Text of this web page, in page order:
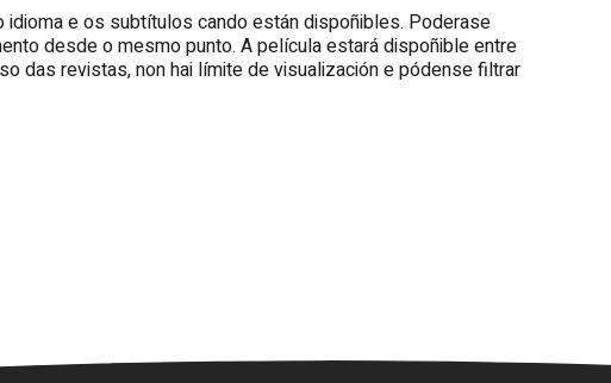
e os subtítulos cando están dispoñibles. Poderase
desde o mesmo punto. A película estará dispoñible entre
das revistas, non hai límite de visualización e pódense filtrar